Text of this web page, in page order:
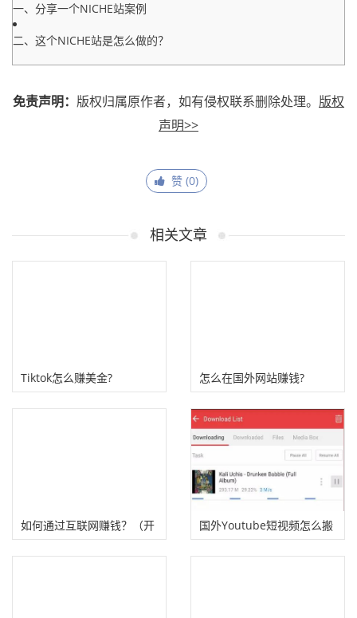
一、分享一个NICHE站案例
二、这个NICHE站是怎么做的？
免责声明： 版权归属原作者，如有侵权联系删除处理。 版权
声明>>
赞 (0)
相关文章
Tiktok怎么赚美金?
怎么在国外网站赚钱?
Freepik赚美金!
如何通过互联网赚钱？（开
辟10个国外网上赚钱机会）
国外Youtube短视频怎么搬
运赚钱？